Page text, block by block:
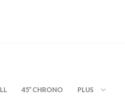
45’’ CHRONO PLUS